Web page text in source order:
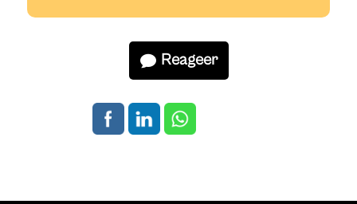
Reageer